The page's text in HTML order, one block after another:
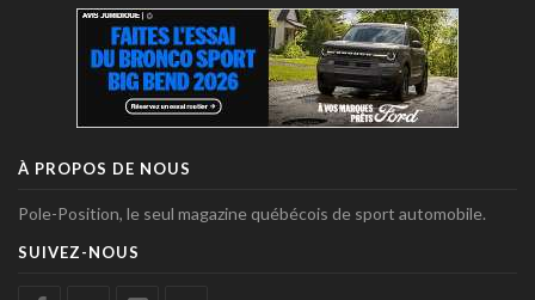
À PROPOS DE NOUS
Pole-Position, le seul magazine québécois de sport automobile.
SUIVEZ-NOUS